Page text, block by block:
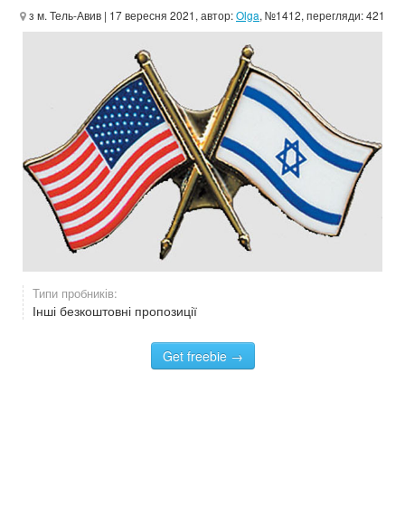
з м. Тель-Авив | 17 вересня 2021, автор:Olga, №1412, перегляди: 421
Типи пробників:
Інші безкоштовні пропозиції
Get freebie →